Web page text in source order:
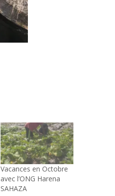
Vacances en Octobre
avec l’ONG Harena
SAHAZA